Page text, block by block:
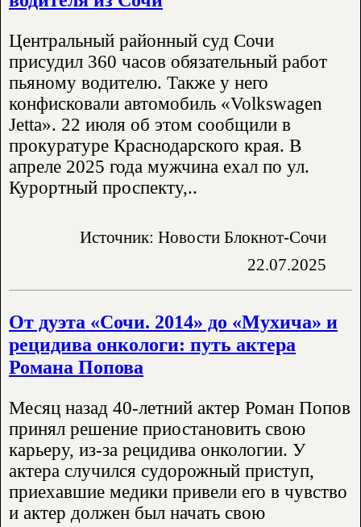
Центральный районный суд Сочи
присудил 360 часов обязательный работ
пьяному водителю. Также у него
конфисковали автомобиль «Volkswagen
Jetta». 22 июля об этом сообщили в
прокуратуре Краснодарского края. В
апреле 2025 года мужчина ехал по ул.
Курортный проспекту,..
Источник: Новости Блокнот-Сочи
22.07.2025
От дуэта «Сочи. 2014» до «Мухича» и
рецидива онкологи: путь актера
Романа Попова
Месяц назад 40-летний актер Роман Попов
принял решение приостановить свою
карьеру, из-за рецидива онкологии. У
актера случился судорожный приступ,
приехавшие медики привели его в чувство
и актер должен был начать свою